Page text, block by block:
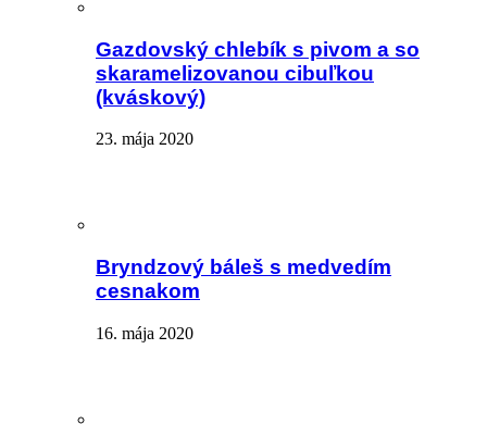
Gazdovský chlebík s pivom a so
skaramelizovanou cibuľkou
(kváskový)
23. mája 2020
Bryndzový báleš s medvedím
cesnakom
16. mája 2020